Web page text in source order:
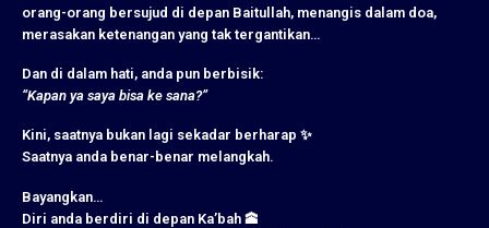
orang-orang bersujud di depan Baitullah, menangis dalam doa,
merasakan ketenangan yang tak tergantikan…
Dan di dalam hati, anda pun berbisik:
“Kapan ya saya bisa ke sana?”
Kini, saatnya bukan lagi sekadar berharap ✨
Saatnya anda benar-benar melangkah.
Bayangkan…
Diri anda berdiri di depan Ka’bah 🕋